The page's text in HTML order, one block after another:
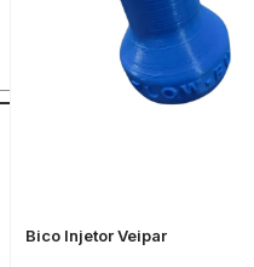
Bico Injetor Veipar